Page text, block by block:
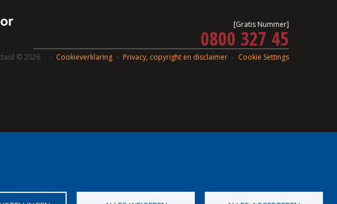
[Gratis Nummer]
0800 327 45
Cookieverklaring Privacy, copyright en disclaimer Cookie Settings
© 2026